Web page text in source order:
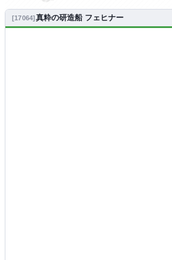
17064 真粋の研造船 フェヒナー